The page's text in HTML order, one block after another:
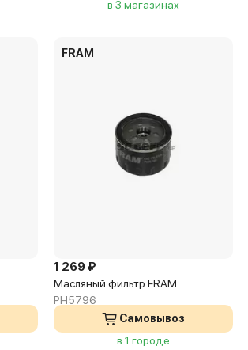
в 3 магазинах
FRAM
1 269 ₽
Масляный фильтр FRAM
PH5796
Самовывоз
в 1 городе